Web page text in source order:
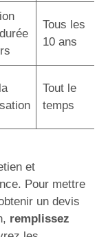
Tous les
10 ans
Tout le
temps
et
Pour mettre
un devis
remplissez